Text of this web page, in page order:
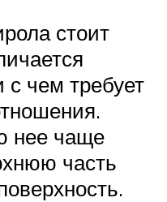
стоит
с чем требует
нее чаще
часть